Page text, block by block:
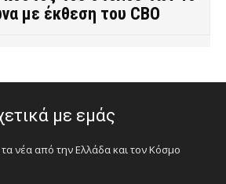
με έκθεση του CBO
με εμάς
τα νέα από την Ελλάδα και τον Κόσμο